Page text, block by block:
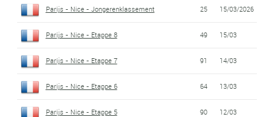
Parijs - Nice - Jongerenklassement 25 15/03/2026
Parijs - Nice - Etappe 8 49 15/03
Parijs - Nice - Etappe 7 91 14/03
Parijs - Nice - Etappe 6 64 13/03
Parijs - Nice - Etappe 5 90 12/03